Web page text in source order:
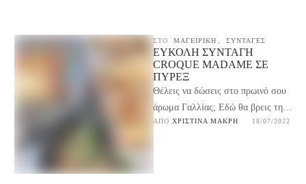
ΣΤΟ ΜΑΓΕΙΡΙΚΉ ΣΥΝΤΑΓΕΣ
ΕΎΚΟΛΗ ΣΥΝΤΑΓΉ
CROQUE MADAME ΣΕ
ΠΥΡΈΞ
Θέλεις να δώσεις στο πρωινό σου
άρωμα Γαλλίας; Εδώ θα βρεις την
πιο εύκολη συνταγή Croque
ΑΠΌ ΧΡΙΣΤΊΝΑ ΜΑΚΡΉ 18/07/2022